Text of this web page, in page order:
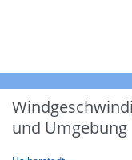
und Umgebung